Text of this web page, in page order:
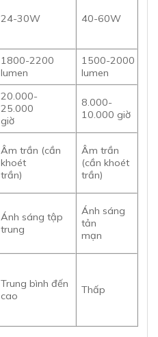
24-30W 40-60W
1800-2200
lumen
1500-2000
lumen
20.000-
25.000
giờ
8.000-
10.000 giờ
Âm trần (cần
khoét
trần)
Âm trần
(cần khoét
trần)
Ánh sáng tập
trung
Ánh sáng
tản
mạn
Trung bình đến
cao
Thấp